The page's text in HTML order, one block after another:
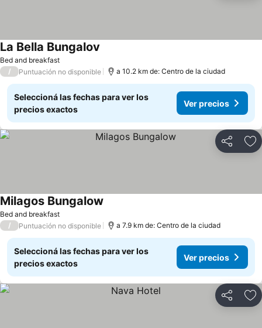
Bed and breakfast
La Bella Bungalov
/ Puntuación no disponible a 10.2 km de: Centro de la ciudad
Seleccioná las fechas para ver los
precios exactos
Ver precios
Compartir
Bed and breakfast
Milagos Bungalow
/ Puntuación no disponible a 7.9 km de: Centro de la ciudad
Seleccioná las fechas para ver los
precios exactos
Ver precios
Compartir